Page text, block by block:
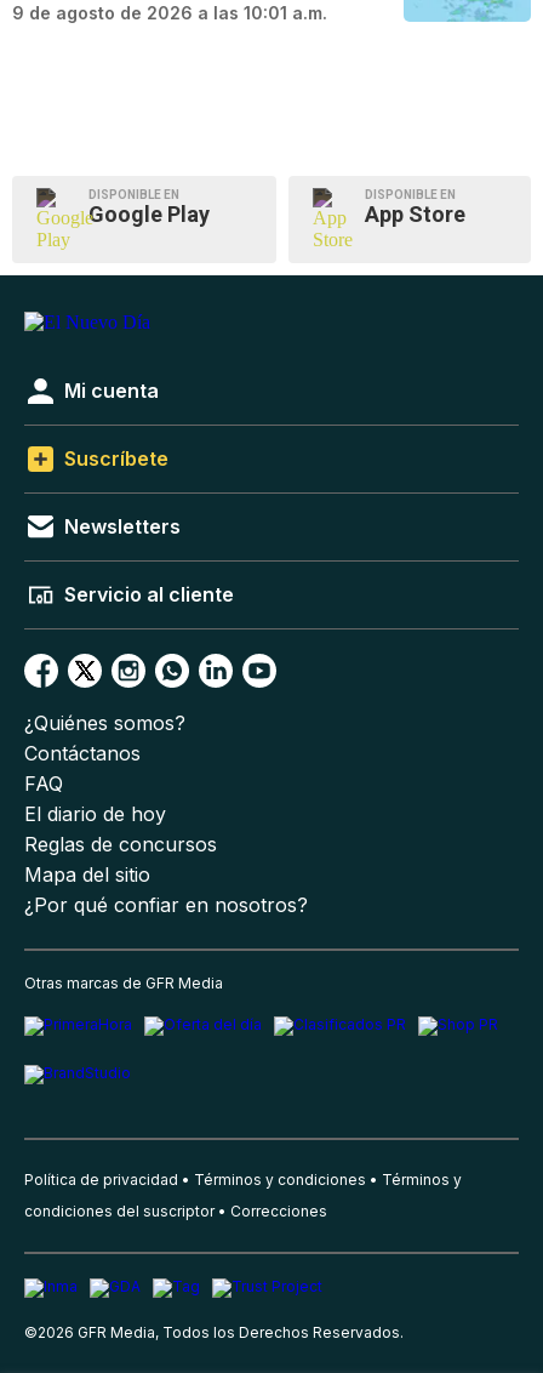
9 de agosto de 2026 a las 10:01 a.m.
DISPONIBLE EN
Google Play
DISPONIBLE EN
App Store
Mi cuenta
Suscríbete
Newsletters
Servicio al cliente
¿Quiénes somos?
Contáctanos
FAQ
El diario de hoy
Reglas de concursos
Mapa del sitio
¿Por qué confiar en nosotros?
Otras marcas de GFR Media
Política de privacidad Términos y condiciones
Términos y
condiciones del suscriptor
Correcciones
©2026 GFR Media, Todos los Derechos Reservados.